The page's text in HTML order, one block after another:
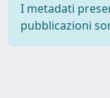
I metadati
pubblicazioni